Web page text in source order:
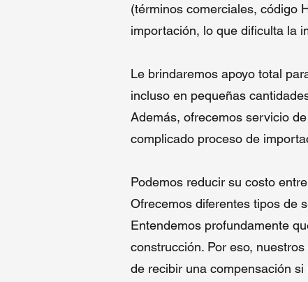
(términos comerciales, código
importación, lo que dificulta la
Le brindaremos apoyo total
incluso en pequeñas
Además, ofrecemos servicio
complicado proceso de
Podemos reducir su costo
Ofrecemos diferentes tipos de
Entendemos profundamente
construcción. Por eso,
de recibir una compensación